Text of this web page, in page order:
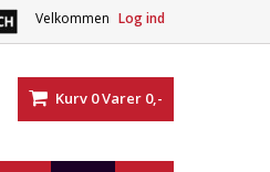
Velkommen Log ind
Kurv 0Varer 0,-